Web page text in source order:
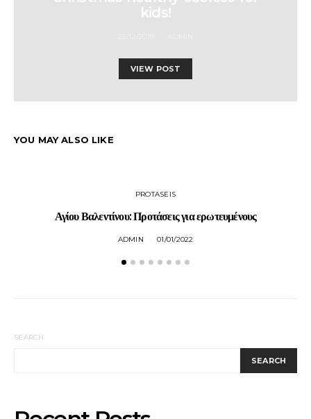
kids!
VIEW POST
YOU MAY ALSO LIKE
PROTASEIS
Αγίου Βαλεντίνου: Προτάσεις για ερωτευμένους
ADMIN 01/01/2022
SEARCH
SEARCH